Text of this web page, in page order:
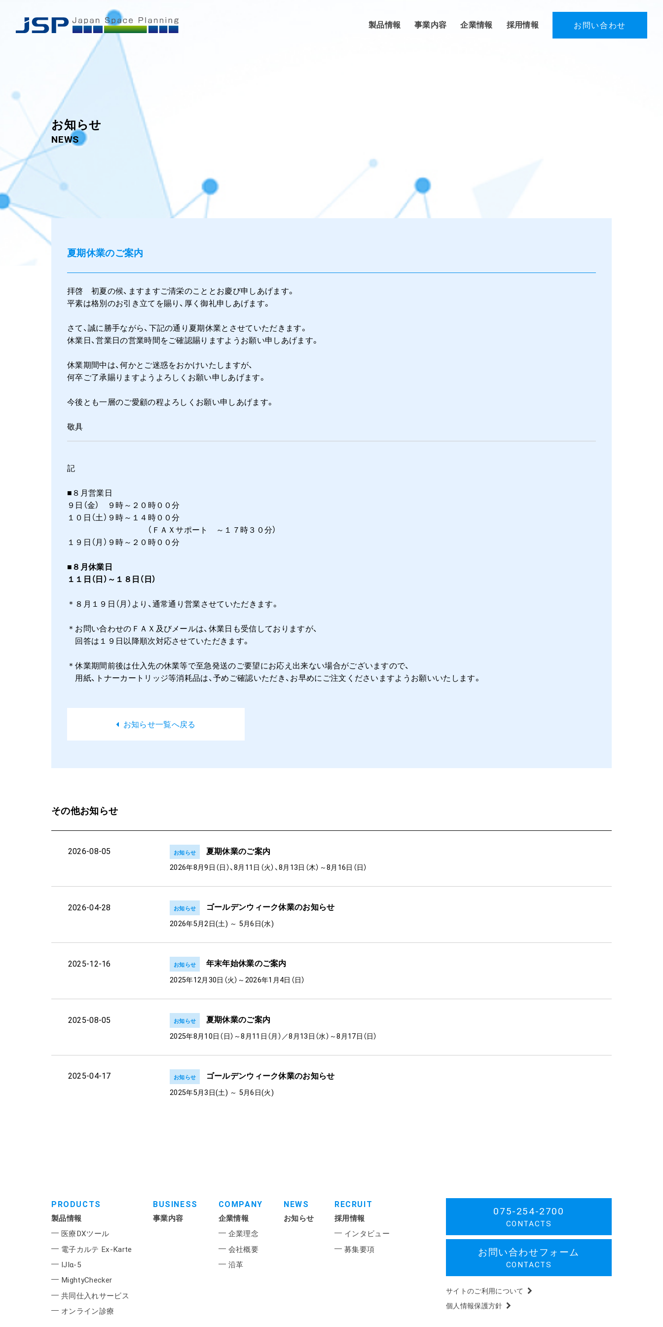
製品情報 事業内容 企業情報 採用情報 お問い合わせ
お知らせ
NEWS
夏期休業のご案内
拝啓 初夏の候、ますますご清栄のこととお慶び申しあげます。
平素は格別のお引き立てを賜り、厚く御礼申しあげます。
さて、誠に勝手ながら、下記の通り夏期休業とさせていただきます。
休業日、営業日の営業時間をご確認賜りますようお願い申しあげます。
休業期間中は、何かとご迷惑をおかけいたしますが、
何卒ご了承賜りますようよろしくお願い申しあげます。
今後とも一層のご愛顧の程よろしくお願い申しあげます。
敬具
記
■８月営業日
９日（金） ９時～２０時００分
１０日（土）９時～１４時００分
（ＦＡＸサポート ～１７時３０分）
１９日（月）９時～２０時００分
■８月休業日
１１日（日）～１８日（日）
＊８月１９日（月）より、通常通り営業させていただきます。
＊お問い合わせのＦＡＸ及びメールは、休業日も受信しておりますが、
回答は１９日以降順次対応させていただきます。
＊休業期間前後は仕入先の休業等で至急発送のご要望にお応え出来ない場合がございますので、
用紙、トナーカートリッジ等消耗品は、予めご確認いただき、お早めにご注文くださいますようお願いいたします。
お知らせ一覧へ戻る
その他お知らせ
2026-08-05 お知らせ 夏期休業のご案内
2026年8月9日（日）、8月11日（火）、8月13日（木）～8月16日（日）
2026-04-28 お知らせ ゴールデンウィーク休業のお知らせ
2026年5月2日(土) ～ 5月6日(水)
2025-12-16 お知らせ 年末年始休業のご案内
2025年12月30日（火）～2026年1月4日（日）
2025-08-05 お知らせ 夏期休業のご案内
2025年8月10日（日）～8月11日（月）／8月13日（水）～8月17日（日）
2025-04-17 お知らせ ゴールデンウィーク休業のお知らせ
2025年5月3日(土) ～ 5月6日(火)
PRODUCTS
製品情報
医療DXツール
電子カルテ Ex-Karte
IJIα-5
MightyChecker
共同仕入れサービス
オンライン診療
BUSINESS
事業内容
COMPANY
企業情報
企業理念
会社概要
沿革
NEWS
お知らせ
RECRUIT
採用情報
インタビュー
募集要項
075-254-2700
CONTACTS
お問い合わせフォーム
CONTACTS
サイトのご利用について
個人情報保護方針